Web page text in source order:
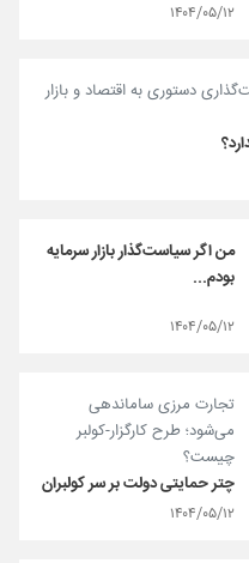
۱۴۰۴/۰۵/۱۲
دستوری به اقتصاد و بازار
من اگر سیاست‌گذار بازار سرمایه
بودم...
۱۴۰۴/۰۵/۱۲
تجارت مرزی ساماندهی
می‌شود؛ طرح کارگزار-کولبر
چیست؟
چتر حمایتی دولت بر سر کولبران
۱۴۰۴/۰۵/۱۲